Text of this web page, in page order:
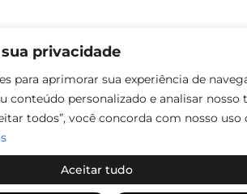
privacidade
para aprimorar sua experiência de
conteúdo personalizado e analisar nosso
todos”, você concorda com nosso uso
Aceitar tudo